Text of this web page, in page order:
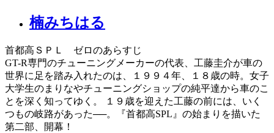
楠みちはる
首都高ＳＰＬ ゼロのあらすじ
GT-R専門のチューニングメーカーの代表、工藤圭介が車の
世界に足を踏み入れたのは、１９９４年、１８歳の時。女子
大学生のまりなやチューニングショップの純平達から車のこ
とを深く知ってゆく。 １９歳を迎えた工藤の前には、いく
つもの岐路があった──。『首都高SPL』の始まりを描いた
第二部、開幕！